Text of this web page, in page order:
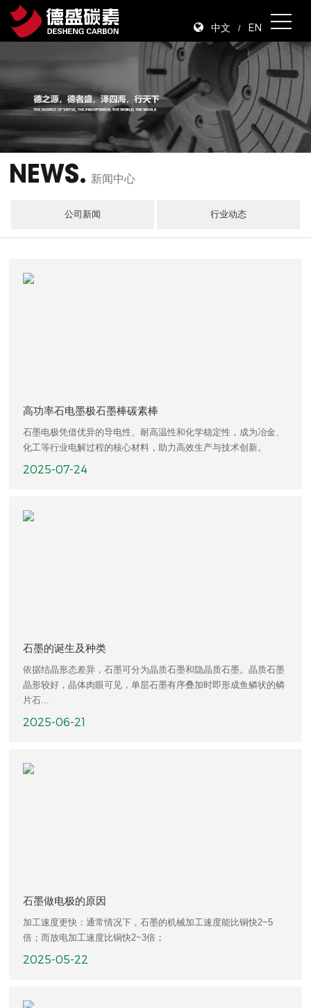
中文 / EN
NEWS. 新闻中心
公司新闻 行业动态
高功率石电墨极石墨棒碳素棒
石墨电极凭借优异的导电性、耐高温性和化学稳定性，成为冶金、
化工等行业电解过程的核心材料，助力高效生产与技术创新。
2025-07-24
石墨的诞生及种类
依据结晶形态差异，石墨可分为晶质石墨和隐晶质石墨。晶质石墨
晶形较好，晶体肉眼可见，单层石墨有序叠加时即形成鱼鳞状的鳞
片石...
2025-06-21
石墨做电极的原因
加工速度更快：通常情况下，石墨的机械加工速度能比铜快2~5
倍；而放电加工速度比铜快2~3倍；
2025-05-22